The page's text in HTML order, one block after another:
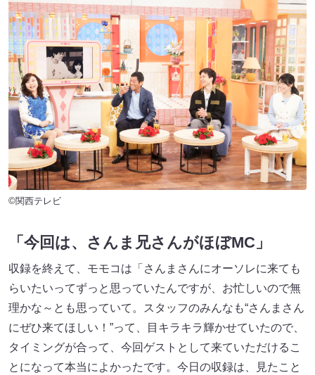
©関西テレビ
「今回は、さんま兄さんがほぼMC」
収録を終えて、モモコは「さんまさんにオーソレに来ても
らいたいってずっと思っていたんですが、お忙しいので無
理かな～とも思っていて。スタッフのみんなも“さんまさん
にぜひ来てほしい！”って、目キラキラ輝かせていたので、
タイミングが合って、今回ゲストとして来ていただけるこ
とになって本当によかったです。今日の収録は、見たこと